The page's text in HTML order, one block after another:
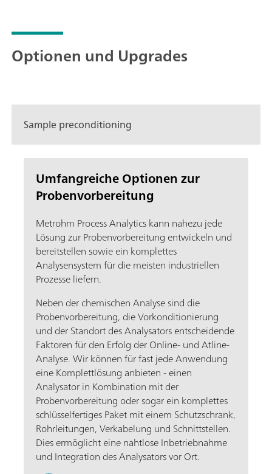
Optionen und Upgrades
Sample preconditioning
Umfangreiche Optionen zur
Probenvorbereitung
Metrohm Process Analytics kann nahezu jede
Lösung zur Probenvorbereitung entwickeln und
bereitstellen sowie ein komplettes
Analysensystem für die meisten industriellen
Prozesse liefern.
Neben der chemischen Analyse sind die
Probenvorbereitung, die Vorkonditionierung
und der Standort des Analysators entscheidende
Faktoren für den Erfolg der Online- und Atline-
Analyse. Wir können für fast jede Anwendung
eine Komplettlösung anbieten - einen
Analysator in Kombination mit der
Probenvorbereitung oder sogar ein komplettes
schlüsselfertiges Paket mit einem Schutzschrank,
Rohrleitungen, Verkabelung und Schnittstellen.
Dies ermöglicht eine nahtlose Inbetriebnahme
und Integration des Analysators vor Ort.